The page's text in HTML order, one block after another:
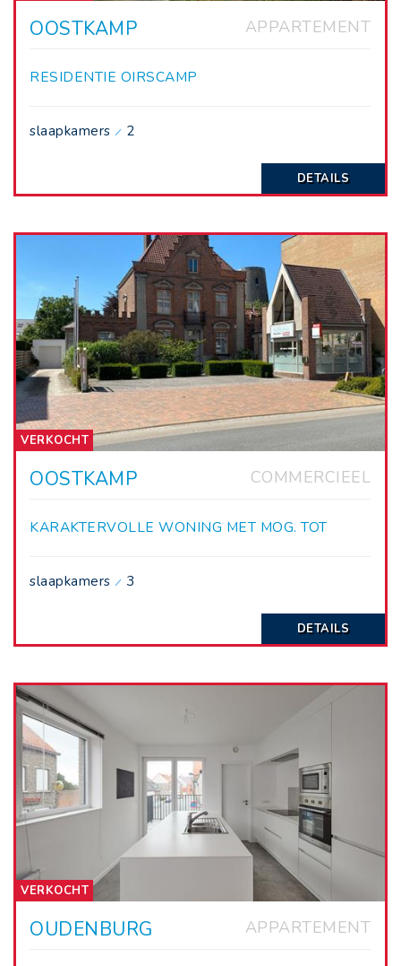
OOSTKAMP APPARTEMENT
RESIDENTIE OIRSCAMP
slaapkamers 2
DETAILS
VERKOCHT
OOSTKAMP COMMERCIEEL
KARAKTERVOLLE WONING MET MOG. TOT
slaapkamers 3
DETAILS
VERKOCHT
OUDENBURG APPARTEMENT